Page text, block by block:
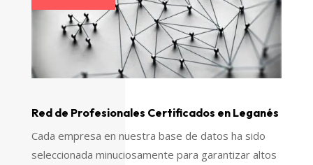
Red de Profesionales Certificados en Leganés
Cada empresa en nuestra base de datos ha sido
seleccionada minuciosamente para garantizar altos